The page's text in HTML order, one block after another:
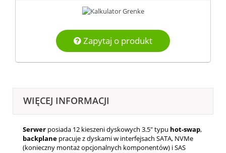
Zapytaj o produkt
WIĘCEJ INFORMACJI
Serwer posiada 12 kieszeni dyskowych 3.5" typu hot-swap,
backplane pracuje z dyskami w interfejsach SATA, NVMe
(konieczny montaż opcjonalnych komponentów) i SAS